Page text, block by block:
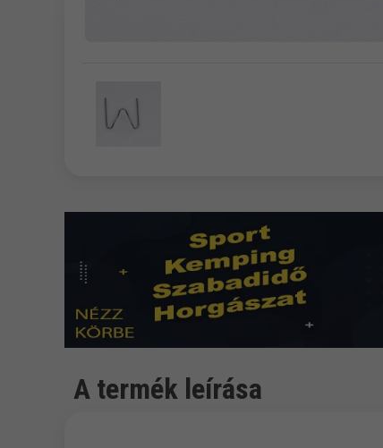
A termék leírása